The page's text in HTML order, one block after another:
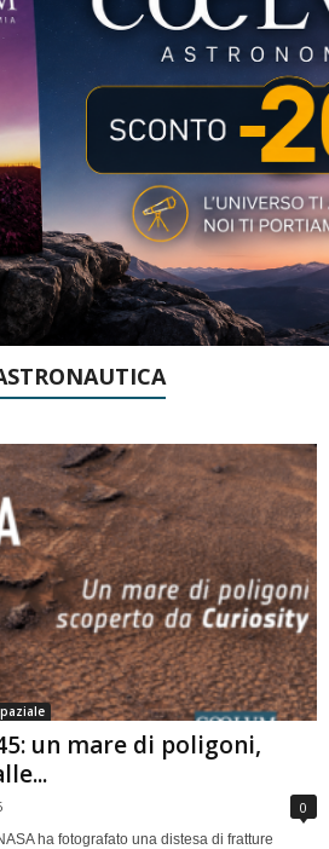
un mare di poligoni,
0
ha fotografato una distesa di fratture